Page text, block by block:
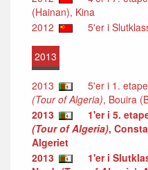
(Hainan), Kina
2012
5'er i
2013
2013
5'er i 1.
(Tour of Algeria), Bouira
2013
1'er i 5.
(Tour of Algeria),
Algeriet
2013
1'er i